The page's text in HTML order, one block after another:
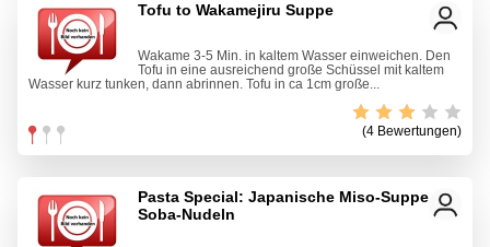
Tofu to Wakamejiru Suppe
Wakame 3-5 Min. in kaltem Wasser einweichen. Den
Tofu in eine ausreichend große Schüssel mit kaltem
Wasser kurz tunken, dann abrinnen. Tofu in ca 1cm große...
(4 Bewertungen)
Pasta Special: Japanische Miso-Suppe mit
Soba-Nudeln